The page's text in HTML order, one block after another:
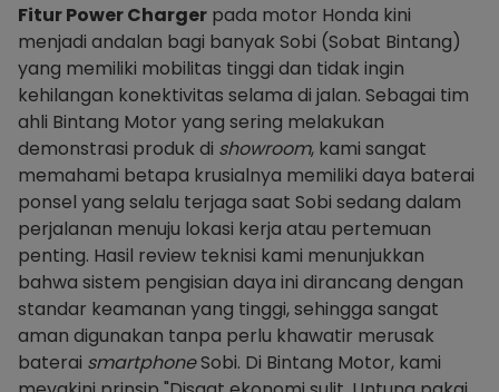
Fitur Power Charger pada motor Honda kini
menjadi andalan bagi banyak Sobi (Sobat Bintang)
yang memiliki mobilitas tinggi dan tidak ingin
kehilangan konektivitas selama di jalan. Sebagai tim
ahli Bintang Motor yang sering melakukan
demonstrasi produk di showroom, kami sangat
memahami betapa krusialnya memiliki daya baterai
ponsel yang selalu terjaga saat Sobi sedang dalam
perjalanan menuju lokasi kerja atau pertemuan
penting. Hasil review teknisi kami menunjukkan
bahwa sistem pengisian daya ini dirancang dengan
standar keamanan yang tinggi, sehingga sangat
aman digunakan tanpa perlu khawatir merusak
baterai smartphoneSobi. Di Bintang Motor, kami